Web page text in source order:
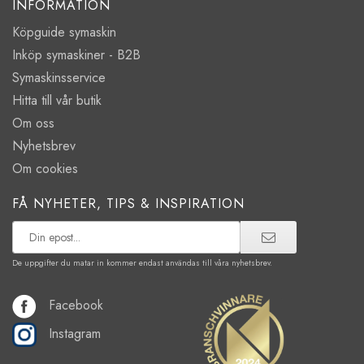
INFORMATION
Köpguide symaskin
Inköp symaskiner - B2B
Symaskinsservice
Hitta till vår butik
Om oss
Nyhetsbrev
Om cookies
FÅ NYHETER, TIPS & INSPIRATION
De uppgifter du matar in kommer endast användas till våra nyhetsbrev.
Facebook
Instagram